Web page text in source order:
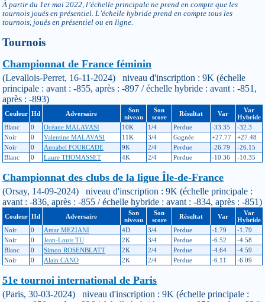
À partir du 1er mai 2022, l’échelle principale ne prend en compte que les
tournois joués en présentiel. L’échelle hybride prend en compte tous les
tournois, joués en présentiel ou en ligne.
Tournois
Championnat de France féminin
(Levallois-Perret, 16-11-2024) niveau d'inscription : 9K (échelle
principale : avant : -855, après : -897 / échelle hybride : avant : -851,
après : -893)
Couleur Hd Adversaire
Son
niveau
Son
score
Résultat Var
Var
Hybride
Blanc
0 Océane MALAVASI 10K 1/4 Perdue -33.35
-32.3
Noir
0 Valentine MALAVASI 11K 3/4 Gagnée +27.77
+27.48
Noir
0 Annabel FOURCADE 9K 2/4 Perdue -26.79
-26.15
Blanc
0 Laure THOMASSET 4K 2/4 Perdue -10.36 -10.35
Championnat des clubs de la ligue Île-de-France
(Orsay, 14-09-2024) niveau d'inscription : 9K (échelle principale :
avant : -836, après : -855 / échelle hybride : avant : -834, après : -851)
Couleur Hd Adversaire
Son
niveau
Son
score
Résultat Var
Var
Hybride
Noir
0 Amar MEZIANI 4D 3/4 Perdue -1.79
-1.79
Noir
0 Jean-Louis TU 2K 3/4 Perdue -6.52
-4.58
Blanc
0 Simon ROSENBLATT 2K 2/4 Perdue -4.64
-4.59
Noir
0 Alain CANO 2K 2/4 Perdue -6.11 -6.09
51e tournoi international de Paris
(Paris, 30-03-2024) niveau d'inscription : 9K (échelle principale :